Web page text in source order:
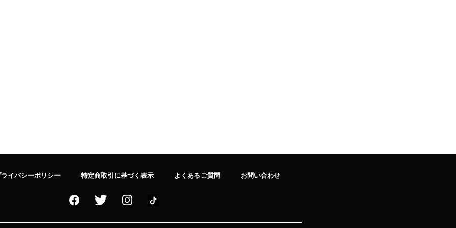
イバシーポリシー 特定商取引に基づく表示 よくあるご質問 お問い合わせ